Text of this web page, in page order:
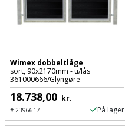
Varmepistol
Vinkelslibertilbehør
Wimex dobbeltlåge
sort, 90x2170mm - u/lås
361000666/Glyngøre
18.738,00 kr.
#2396617 På lager